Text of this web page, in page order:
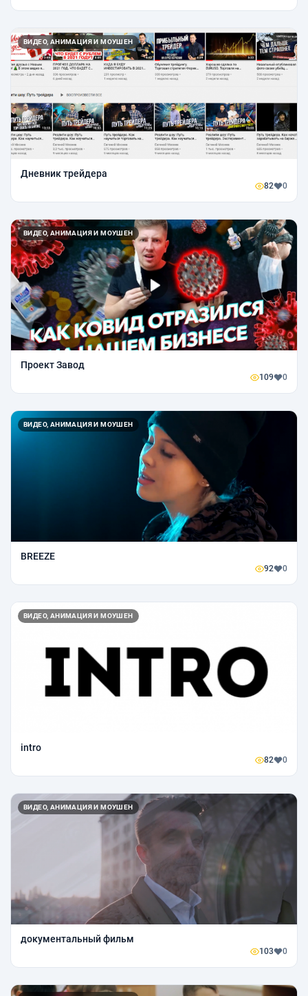
ВИДЕО, АНИМАЦИЯ И МОУШЕН
Дневник трейдера
82 0
ВИДЕО, АНИМАЦИЯ И МОУШЕН
Проект Завод
109 0
ВИДЕО, АНИМАЦИЯ И МОУШЕН
BREEZE
92 0
ВИДЕО, АНИМАЦИЯ И МОУШЕН
intro
82 0
ВИДЕО, АНИМАЦИЯ И МОУШЕН
документальный фильм
103 0